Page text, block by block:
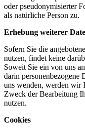
oder pseudonymisierter
als natürliche Person zu.
Erhebung weiterer
Sofern Sie die
nutzen, findet keine
Soweit Sie ein von uns
darin personenbezogene
uns wenden, werden wir
Zweck der Bearbeitung
nutzen.
Cookies